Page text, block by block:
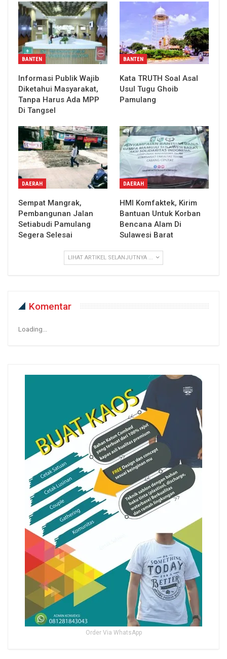
BANTEN
Informasi Publik Wajib
Diketahui Masyarakat,
Tanpa Harus Ada MPP
Di Tangsel
BANTEN
Kata TRUTH Soal Asal
Usul Tugu Ghoib
Pamulang
DAERAH
Sempat Mangrak,
Pembangunan Jalan
Setiabudi Pamulang
Segera Selesai
DAERAH
HMI Komfaktek, Kirim
Bantuan Untuk Korban
Bencana Alam Di
Sulawesi Barat
LIHAT ARTIKEL SELANJUTNYA ...
Komentar
Loading...
Order Via WhatsApp